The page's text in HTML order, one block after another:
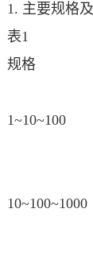
1. 主要规格
表1
规格
1~10~100
10~100~1000